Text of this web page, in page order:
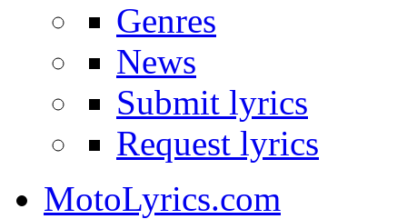
Genres
News
Submit lyrics
Request lyrics
MotoLyrics.com